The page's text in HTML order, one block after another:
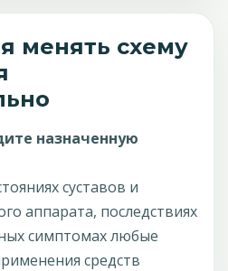
менять схему
назначенную
суставов и
аппарата, последствиях
симптомах любые
средств